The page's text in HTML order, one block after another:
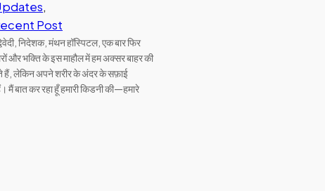
Post
निदेशक, मंथन हॉस्पिटल, एक बार फिर
और भक्ति के इस माहौल में हम अक्सर बाहर की
हैं, लेकिन अपने शरीर के अंदर के सफ़ाई
मैं बात कर रहा हूँ हमारी किडनी की—हमारे